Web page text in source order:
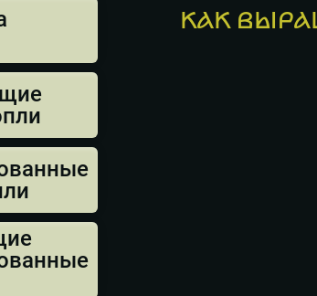
КАК